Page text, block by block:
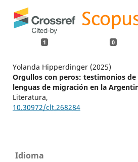
1 0
Yolanda Hipperdinger (2025)
Orgullos con peros: testimonios
lenguas de migración en la
Literatura,
10.30972/clt.268284
Idioma